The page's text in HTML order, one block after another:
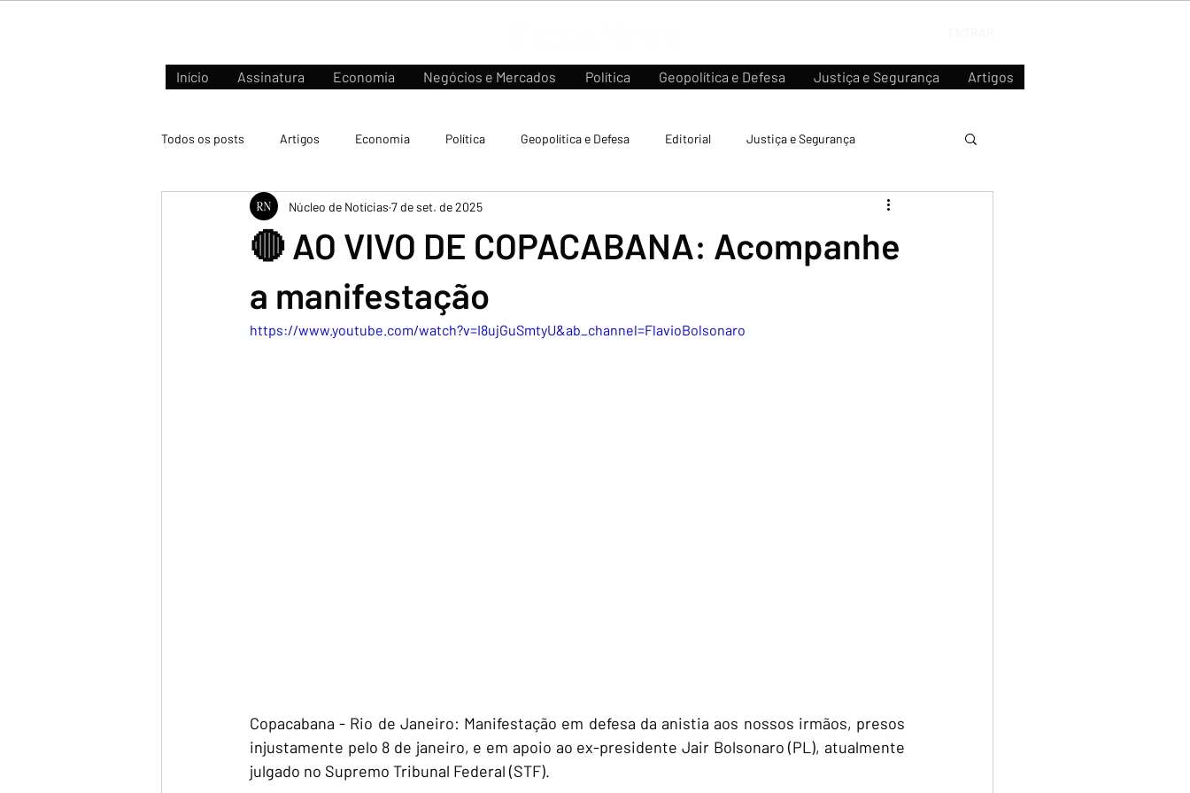
Início Assinatura Economia Negócios e Mercados Política Geopolítica e Defesa Justiça e Segurança Artigos
Todos os posts Artigos Economia Política Geopolítica e Defesa Editorial Justiça e Segurança
Negócios e Mercados
🔴 AO VIVO DE COPACABANA: Acompanhe
a manifestação
Núcleo de Notícias 7 de set. de 2025
https://www.youtube.com/watch?v=I8ujGuSmtyU&ab_channel=FlavioBolsonaro
Copacabana - Rio de Janeiro: Manifestação em defesa da anistia aos nossos irmãos, presos
injustamente pelo 8 de janeiro, e em apoio ao ex-presidente Jair Bolsonaro (PL), atualmente
julgado no Supremo Tribunal Federal (STF).